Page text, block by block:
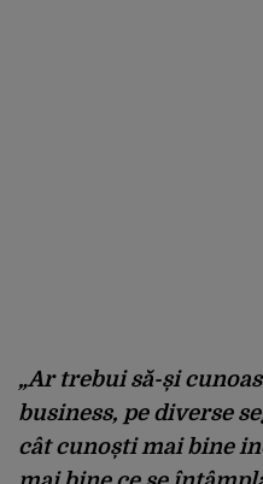
„Ar trebui să-și
business, pe diverse
cât cunoști mai bine